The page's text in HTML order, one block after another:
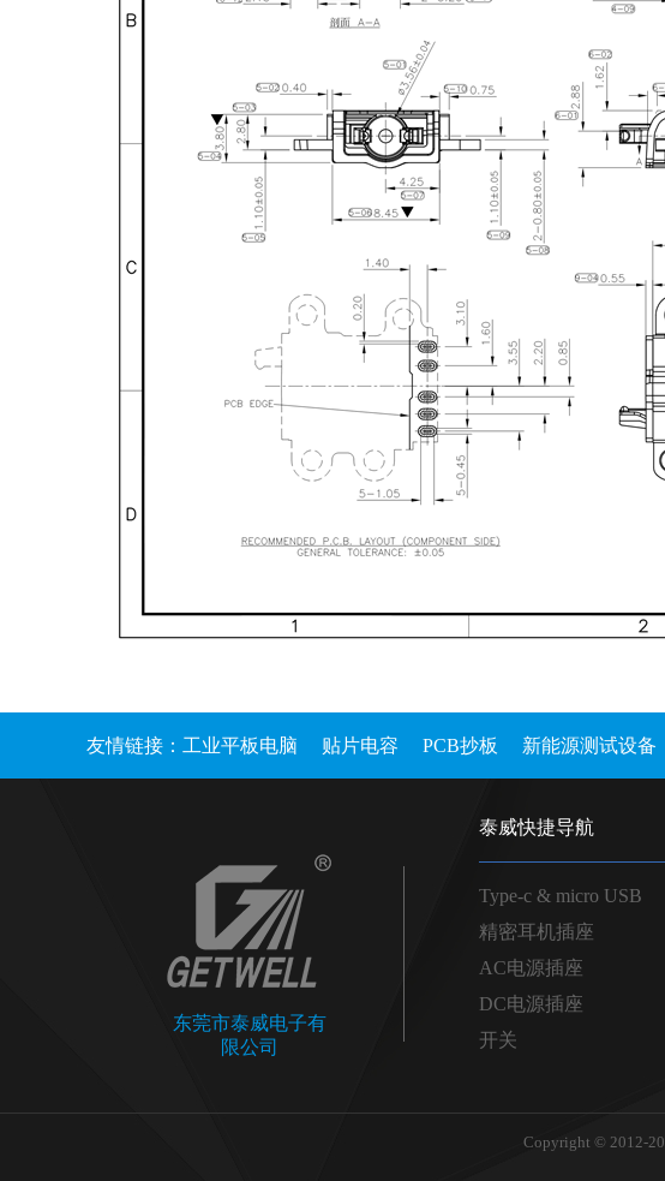
友情链接： 工业平板电脑 贴片电容 PCB抄板 新能源测试设备
东莞市泰威电子有
限公司
泰威快捷导航
Type-c & micro USB
精密耳机插座
AC电源插座
DC电源插座
开关
Copyright © 2012-